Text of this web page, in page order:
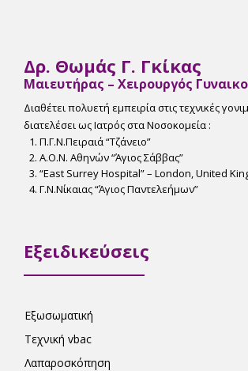
Δρ. Θωμάς Γ. Γκίκας
Μαιευτήρας – Χειρουργός
Διαθέτει πολυετή εμπειρία στις τεχνικές
διατελέσει ως Ιατρός στα Νοσοκομεία :
Π.Γ.Ν.Πειραιά “Tζάνειο”
Α.Ο.Ν. Αθηνών “Άγιος Σάββας”
“East Surrey Hospital” – London, United
Γ.Ν.Νίκαιας “Άγιος Παντελεήμων”
Εξειδικεύσεις
Εξωσωματική
Τεχνική vbac
Λαπαροσκόπηση